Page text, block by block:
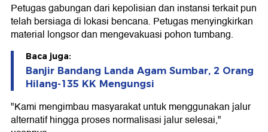
Petugas gabungan dari kepolisian dan instansi terkait pun
telah bersiaga di lokasi bencana. Petugas menyingkirkan
material longsor dan mengevakuasi pohon tumbang.
Baca juga:
Banjir Bandang Landa Agam Sumbar, 2 Orang
Hilang-135 KK Mengungsi
"Kami mengimbau masyarakat untuk menggunakan jalur
alternatif hingga proses normalisasi jalur selesai,"